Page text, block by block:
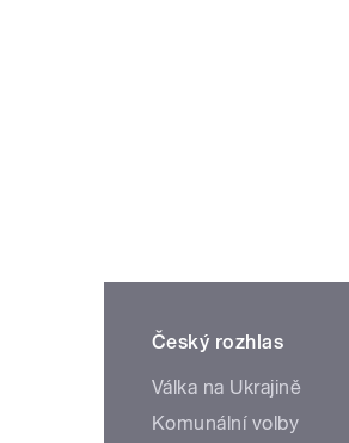
Český rozhlas
Válka na Ukrajině
Komunální volby